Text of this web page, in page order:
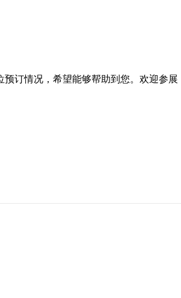
订情况，希望能够帮助到您。欢迎参展